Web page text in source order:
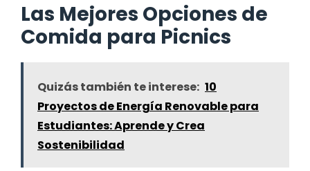
Las Mejores Opciones de
Comida para Picnics
Quizás también te interese: 10
Proyectos de Energía Renovable para
Estudiantes: Aprende y Crea
Sostenibilidad